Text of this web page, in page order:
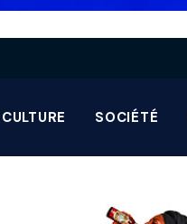
CULTURE SOCIÉTÉ